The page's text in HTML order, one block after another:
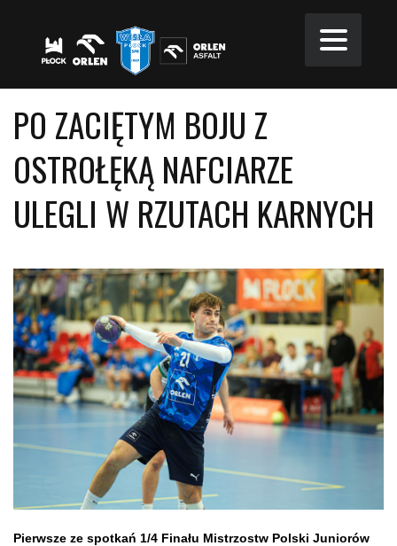
PO ZACIĘTYM BOJU Z
OSTROŁĘKĄ NAFCIARZE
ULEGLI W RZUTACH KARNYCH
Pierwsze ze spotkań 1/4 Finału Mistrzostw Polski Juniorów